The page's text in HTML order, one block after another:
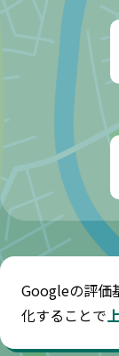
Googleの評価
化することで